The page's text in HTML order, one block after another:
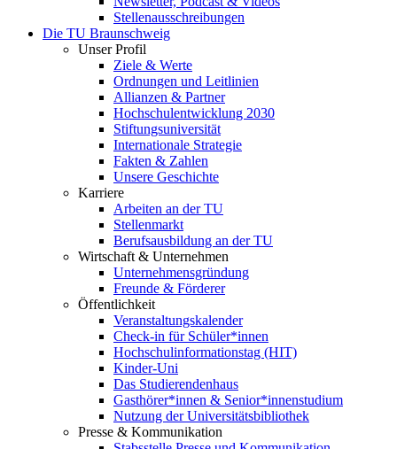
Stellenausschreibungen
Die TU Braunschweig
Unser Profil
Ziele & Werte
Ordnungen und Leitlinien
Allianzen & Partner
Hochschulentwicklung 2030
Stiftungsuniversität
Internationale Strategie
Fakten & Zahlen
Unsere Geschichte
Karriere
Arbeiten an der TU
Stellenmarkt
Berufsausbildung an der TU
Wirtschaft & Unternehmen
Unternehmensgründung
Freunde & Förderer
Öffentlichkeit
Veranstaltungskalender
Check-in für Schüler*innen
Hochschulinformationstag (HIT)
Kinder-Uni
Das Studierendenhaus
Gasthörer*innen & Senior*innenstudium
Nutzung der Universitätsbibliothek
Presse & Kommunikation